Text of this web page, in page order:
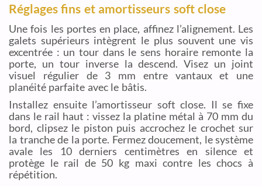
Réglages fins et amortisseurs soft close
Une fois les portes en place, affinez l’alignement. Les
galets supérieurs intègrent le plus souvent une vis
excentrée : un tour dans le sens horaire remonte la
porte, un tour inverse la descend. Visez un joint
visuel régulier de 3 mm entre vantaux et une
planéité parfaite avec le bâtis.
Installez ensuite l’amortisseur soft close. Il se fixe
dans le rail haut : vissez la platine métal à 70 mm du
bord, clipsez le piston puis accrochez le crochet sur
la tranche de la porte. Fermez doucement, le système
avale les 10 derniers centimètres en silence et
protège le rail de 50 kg maxi contre les chocs à
répétition.